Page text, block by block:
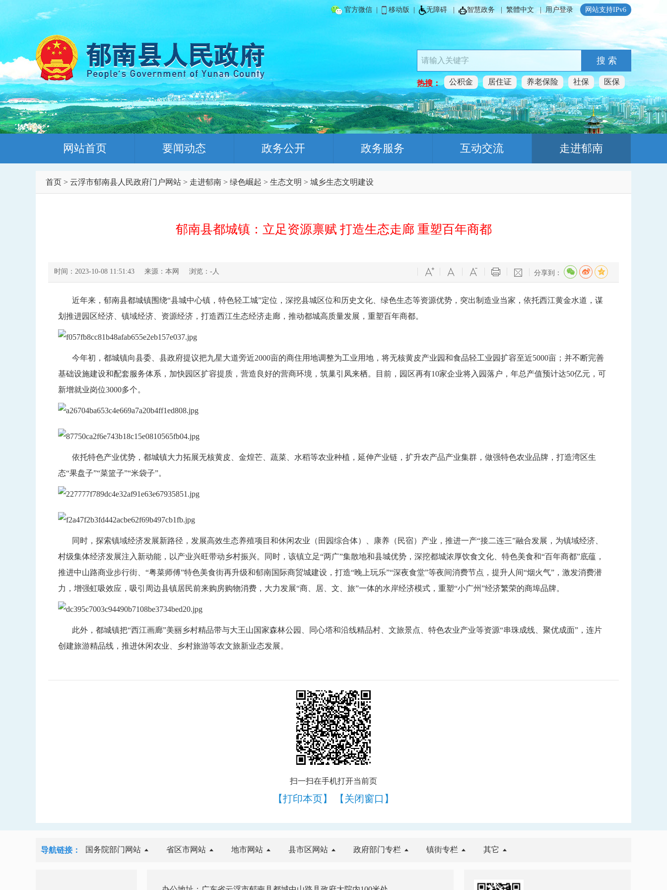
官方微信 移动版 无障碍 | 智慧政务| 繁體中文| 用户登录 网站支持IPv6
搜 索
热搜： 公积金 居住证 养老保险 社保 医保
网站首页 要闻动态 政务公开 政务服务 互动交流 走进郁南
首页 > 云浮市郁南县人民政府门户网站 > 走进郁南 > 绿色崛起 > 生态文明 > 城乡生态文明建设
郁南县都城镇：立足资源禀赋 打造生态走廊 重塑百年商都
时间：2023-10-08 11:51:43 来源：本网 浏览： - 人 分享到：
近年来，郁南县都城镇围绕“县城中心镇，特色轻工城”定位，深挖县城区位和历史文化、绿色生态等资源优势，突出制造业当家，依托西江黄金水道，谋
划推进园区经济、镇域经济、资源经济，打造西江生态经济走廊，推动都城高质量发展，重塑百年商都。
今年初，都城镇向县委、县政府提议把九星大道旁近2000亩的商住用地调整为工业用地，将无核黄皮产业园和食品轻工业园扩容至近5000亩；并不断完善
基础设施建设和配套服务体系，加快园区扩容提质，营造良好的营商环境，筑巢引凤来栖。目前，园区再有10家企业将入园落户，年总产值预计达50亿元，可
新增就业岗位3000多个。
依托特色产业优势，都城镇大力拓展无核黄皮、金煌芒、蔬菜、水稻等农业种植，延伸产业链，扩升农产品产业集群，做强特色农业品牌，打造湾区生
态“果盘子”“菜篮子”“米袋子”。
同时，探索镇域经济发展新路径，发展高效生态养殖项目和休闲农业（田园综合体）、康养（民宿）产业，推进一产“接二连三”融合发展，为镇域经济、
村级集体经济发展注入新动能，以产业兴旺带动乡村振兴。同时，该镇立足“两广”集散地和县城优势，深挖都城浓厚饮食文化、特色美食和“百年商都”底蕴，
推进中山路商业步行街、“粤菜师傅”特色美食街再升级和郁南国际商贸城建设，打造“晚上玩乐”“深夜食堂”等夜间消费节点，提升人间“烟火气”，激发消费潜
力，增强虹吸效应，吸引周边县镇居民前来购房购物消费，大力发展“商、居、文、旅”一体的水岸经济模式，重塑“小广州”经济繁荣的商埠品牌。
此外，都城镇把“西江画廊”美丽乡村精品带与大王山国家森林公园、同心塔和沿线精品村、文旅景点、特色农业产业等资源“串珠成线、聚优成面”，连片
创建旅游精品线，推进休闲农业、乡村旅游等农文旅新业态发展。
扫一扫在手机打开当前页
【打印本页】 【关闭窗口】
导航链接： 国务院部门网站 省区市网站 地市网站 县市区网站 政府部门专栏 镇街专栏 其它